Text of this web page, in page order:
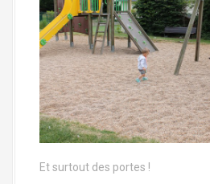
Et surtout des portes !